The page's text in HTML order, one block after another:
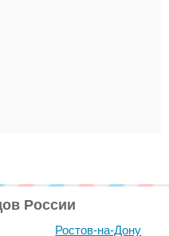
России
Ростов-на-Дону